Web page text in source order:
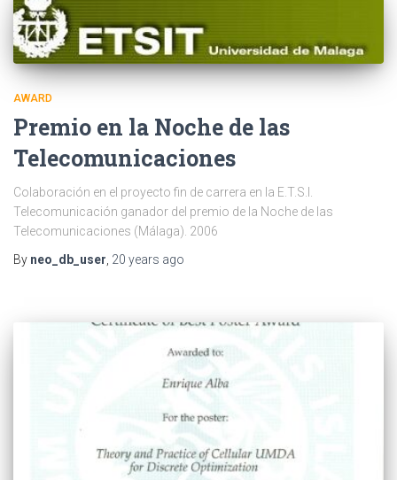
AWARD
Premio en la Noche de las
Telecomunicaciones
Colaboración en el proyecto fin de carrera en la E.T.S.I.
Telecomunicación ganador del premio de la Noche de las
Telecomunicaciones (Málaga). 2006
By neo_db_user, 20 years ago